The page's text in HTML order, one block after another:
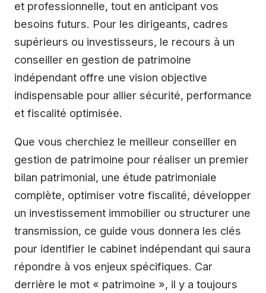
et professionnelle, tout en anticipant vos
besoins futurs. Pour les dirigeants, cadres
supérieurs ou investisseurs, le recours à un
conseiller en gestion de patrimoine
indépendant offre une vision objective
indispensable pour allier sécurité, performance
et fiscalité optimisée.
Que vous cherchiez le meilleur conseiller en
gestion de patrimoine pour réaliser un premier
bilan patrimonial, une étude patrimoniale
complète, optimiser votre fiscalité, développer
un investissement immobilier ou structurer une
transmission, ce guide vous donnera les clés
pour identifier le cabinet indépendant qui saura
répondre à vos enjeux spécifiques. Car
derrière le mot « patrimoine », il y a toujours